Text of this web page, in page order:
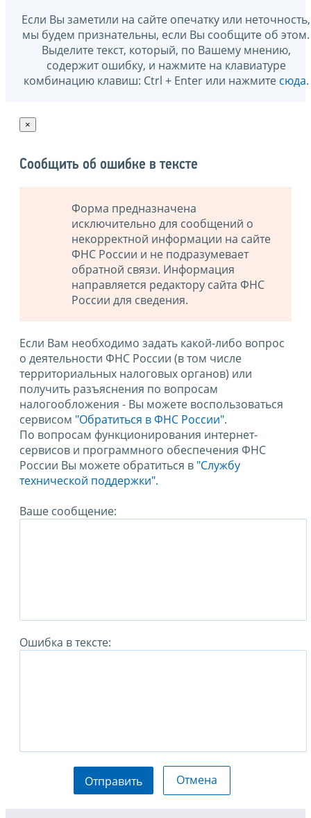
Если Вы заметили на сайте опечатку или неточность,
мы будем признательны, если Вы сообщите об этом.
Выделите текст, который, по Вашему мнению,
содержит ошибку, и нажмите на клавиатуре
комбинацию клавиш: Ctrl + Enter или нажмите сюда.
×
Сообщить об ошибке в тексте
Форма предназначена
исключительно для сообщений о
некорректной информации на сайте
ФНС России и не подразумевает
обратной связи. Информация
направляется редактору сайта ФНС
России для сведения.
Если Вам необходимо задать какой-либо вопрос
о деятельности ФНС России (в том числе
территориальных налоговых органов) или
получить разъяснения по вопросам
налогообложения - Вы можете воспользоваться
сервисом "Обратиться в ФНС России".
По вопросам функционирования интернет-
сервисов и программного обеспечения ФНС
России Вы можете обратиться в "Службу
технической поддержки".
Ваше сообщение:
Ошибка в тексте:
Отправить Отмена